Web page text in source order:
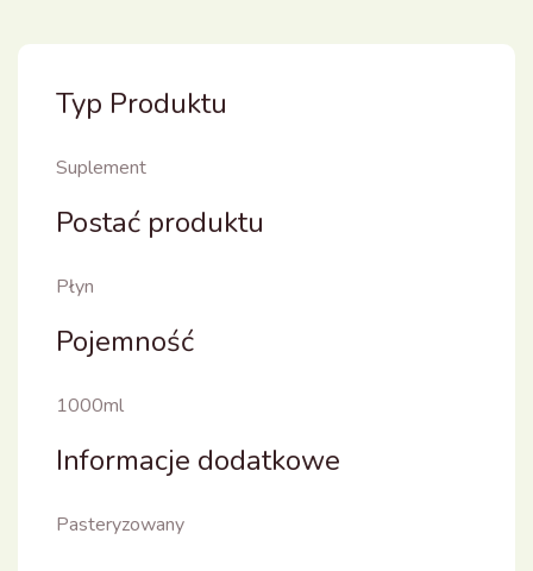
Typ Produktu
Suplement
Postać produktu
Płyn
Pojemność
1000ml
Informacje dodatkowe
Pasteryzowany